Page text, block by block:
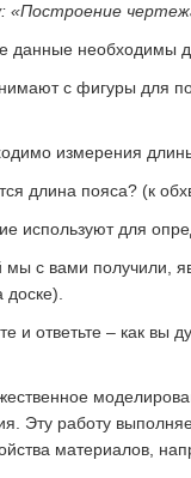
«Построение
данные необходимы
с фигуры для
измерения
длина пояса? (к
используют для
мы с вами получили,
и ответьте – как вы
Эту работу
материалов,